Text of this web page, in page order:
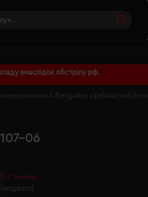
внаслідок обстрілу рф.
Bergamo сріблястий/
06
х тижнів